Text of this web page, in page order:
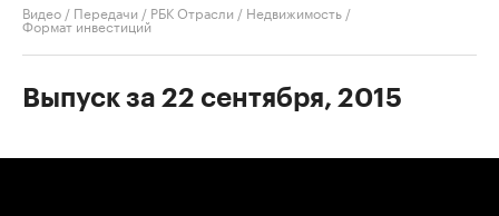
Видео / Передачи / РБК Отрасли / Недвижимость /
Формат инвестиций
Выпуск за 22 сентября, 2015